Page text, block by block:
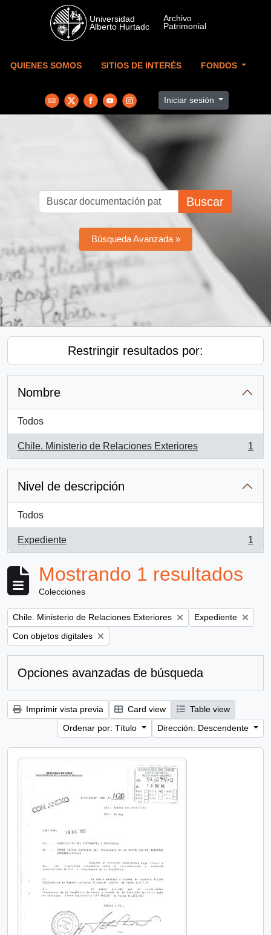
Skip to main content
QUIENES SOMOS SITIOS DE INTERÉS FONDOS
Iniciar sesión
Buscar
Búsqueda Avanzada »
Restringir resultados por:
Nombre
Todos
Chile. Ministerio de Relaciones Exteriores
, 1 resultados
1
Nivel de descripción
Todos
Expediente
, 1 resultados
1
Mostrando 1 resultados
Colecciones
Remove filter:
Chile. Ministerio de Relaciones Exteriores Remove filter:
Expediente
Remove filter:
Con objetos digitales
Opciones avanzadas de búsqueda
Imprimir vista previa Card view
Table view
Ordenar por: Título
Dirección: Descendente